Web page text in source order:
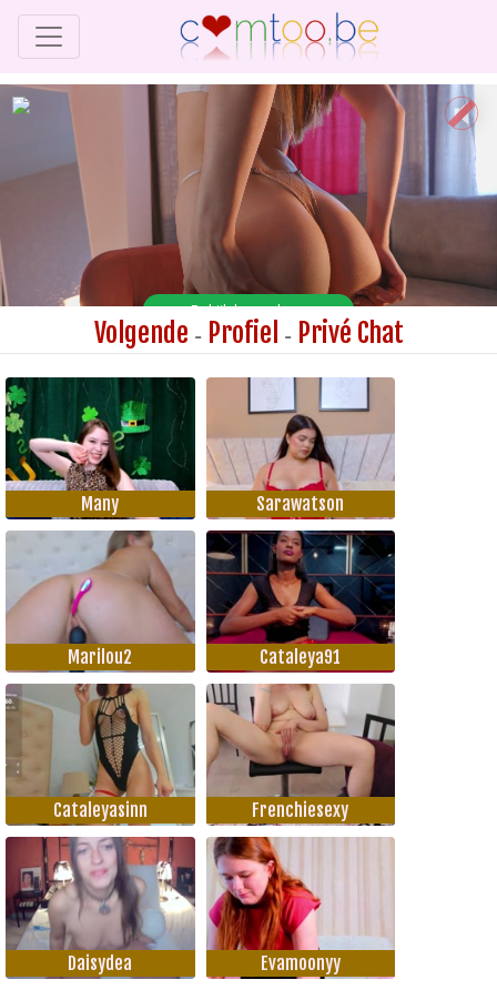
Volgende - Profiel - Privé Chat
Many Sarawatson
Marilou2 Cataleya91
Cataleyasinn Frenchiesexy
Daisydea Evamoonyy